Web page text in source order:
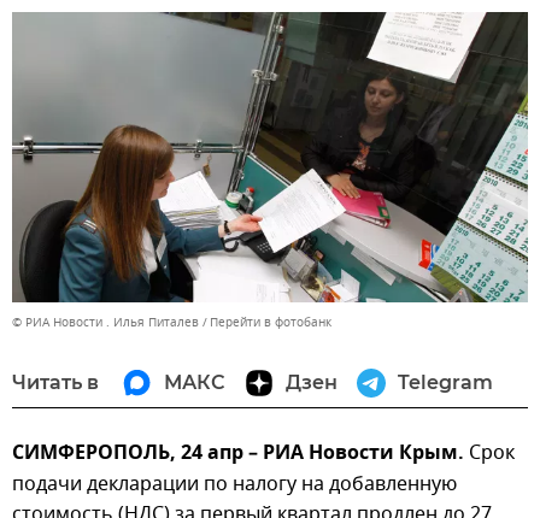
© РИА Новости . Илья Питалев Перейти в фотобанк
Читать в МАКС Дзен Telegram
СИМФЕРОПОЛЬ, 24 апр – РИА Новости Крым. Срок
подачи декларации по налогу на добавленную